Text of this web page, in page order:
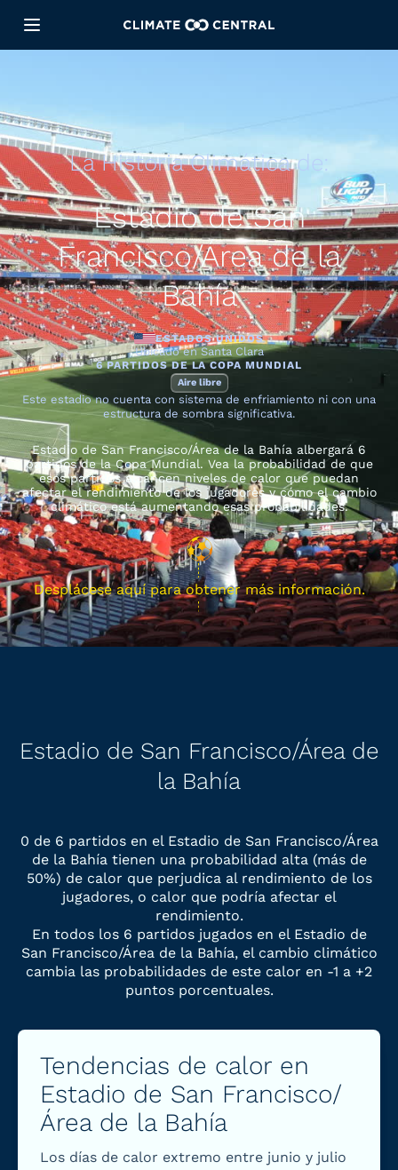
La Historia Climática de:
Estadio de San
Francisco/Área de la
Bahía
ESTADOS UNIDOS
Ubicado en Santa Clara
6 PARTIDOS DE LA COPA MUNDIAL
Aire libre
Este estadio no cuenta con sistema de enfriamiento ni con una
estructura de sombra significativa.
Estadio de San Francisco/Área de la Bahía albergará 6
partidos de la Copa Mundial. Vea la probabilidad de que
esos partidos alcancen niveles de calor que puedan
afectar el rendimiento de los jugadores y cómo el cambio
climático está aumentando esas probabilidades.
Desplácese aquí para obtener más información.
Estadio de San Francisco/Área de
la Bahía
0 de 6 partidos en el Estadio de San Francisco/Área
de la Bahía tienen una probabilidad alta (más de
50%) de calor que perjudica al rendimiento de los
jugadores, o calor que podría afectar el
rendimiento.
En todos los 6 partidos jugados en el Estadio de
San Francisco/Área de la Bahía, el cambio climático
cambia las probabilidades de este calor en -1 a +2
puntos porcentuales.
Tendencias de calor en
Estadio de San Francisco/
Área de la Bahía
Los días de calor extremo entre junio y julio